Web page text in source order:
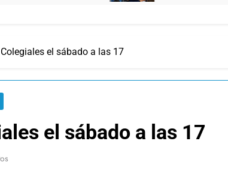
el sábado a las 17
el sábado a las 17